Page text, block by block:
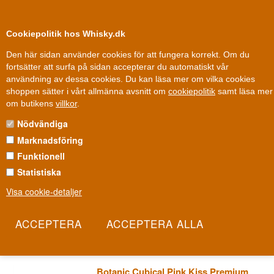
Cookiepolitik hos Whisky.dk
Den här sidan använder cookies för att fungera korrekt. Om du
fortsätter att surfa på sidan accepterar du automatiskt vår
användning av dessa cookies. Du kan läsa mer om vilka cookies
shoppen sätter i vårt allmänna avsnitt om cookiepolitik samt läsa mer
om butikens villkor.
Nödvändiga
Marknadsföring
Funktionell
Statistiska
Visa cookie-detaljer
Fri leverans Fri frakt vid 899 dkk
Gin»Gin varumärken
BOTANISK GIN
Vissa giner låter flaskan tala först och smaken komma i andra
hand. Botanic gör tvärtom: namnet pekar direkt på själva
sanna kärna. Producerad av det spanska huset Williams &
signalerar exklusivitet utan att överrösta innehållet.